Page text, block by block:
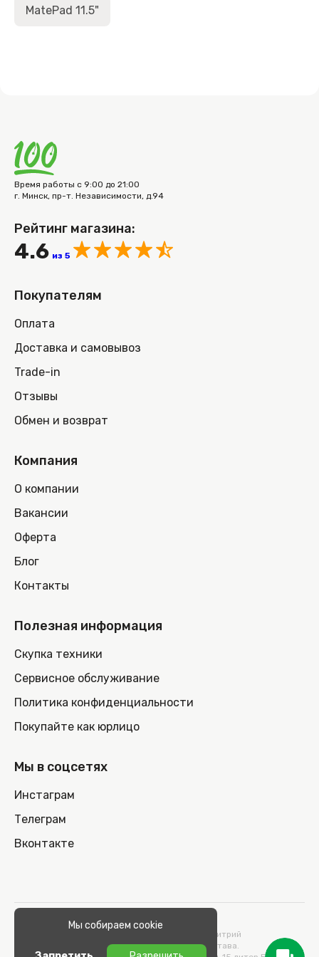
MatePad 11.5"
Время работы с 9:00 до 21:00
г. Минск, пр-т. Независимости, д.94
Рейтинг магазина:
4.6 из 5
Покупателям
Оплата
Доставка и самовывоз
Trade-in
Отзывы
Обмен и возврат
Компания
О компании
Вакансии
Оферта
Блог
Контакты
Полезная информация
Скупка техники
Сервисное обслуживание
Политика конфиденциальности
Покупайте как юрлицо
Мы в соцсетях
Инстаграм
Телеграм
Вконтакте
© 2026 100nout.by,
ООО «СТОНОУТБУКОВ» Директор Метельский Дмитрий
Константинович, действующий на основании Устава.
Мы собираем cookie